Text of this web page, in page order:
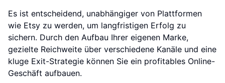
Es ist entscheidend, unabhängiger von Plattformen
wie Etsy zu werden, um langfristigen Erfolg zu
sichern. Durch den Aufbau Ihrer eigenen Marke,
gezielte Reichweite über verschiedene Kanäle und eine
kluge Exit-Strategie können Sie ein profitables Online-
Geschäft aufbauen.